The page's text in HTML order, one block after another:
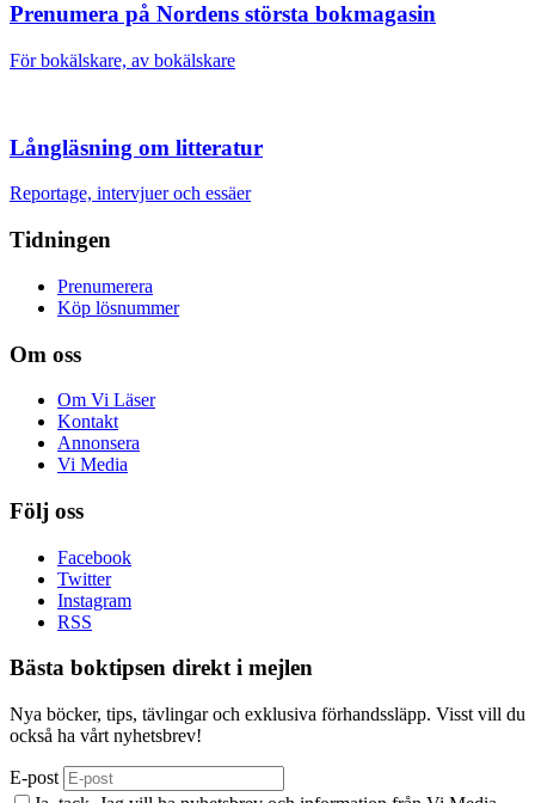
Prenumera på Nordens största bokmagasin
För bokälskare, av bokälskare
Långläsning om litteratur
Reportage, intervjuer och essäer
Tidningen
Prenumerera
Köp lösnummer
Om oss
Om Vi Läser
Kontakt
Annonsera
Vi Media
Följ oss
Facebook
Twitter
Instagram
RSS
Bästa boktipsen direkt i mejlen
Nya böcker, tips, tävlingar och exklusiva förhandssläpp. Visst vill du
också ha vårt nyhetsbrev!
E-post